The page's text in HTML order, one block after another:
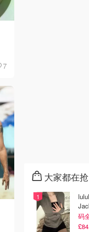
7
大家都在抢
码